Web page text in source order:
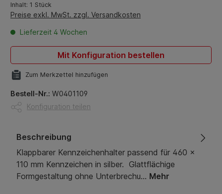
Inhalt: 1 Stück
Preise exkl. MwSt. zzgl. Versandkosten
Lieferzeit 4 Wochen
Mit Konfiguration bestellen
Zum Merkzettel hinzufügen
Bestell-Nr.: W0401109
Konfiguration teilen
Beschreibung
Klappbarer Kennzeichenhalter passend für 460 x
110 mm Kennzeichen in silber. Glattflächige
Formgestaltung ohne Unterbrechu… Mehr